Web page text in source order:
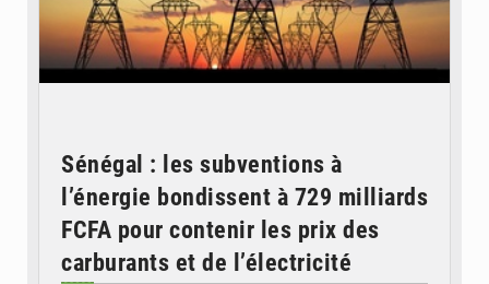
Sénégal : les subventions à
l’énergie bondissent à 729 milliards
FCFA pour contenir les prix des
carburants et de l’électricité